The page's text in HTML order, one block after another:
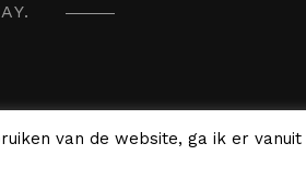
van de website, ga ik er